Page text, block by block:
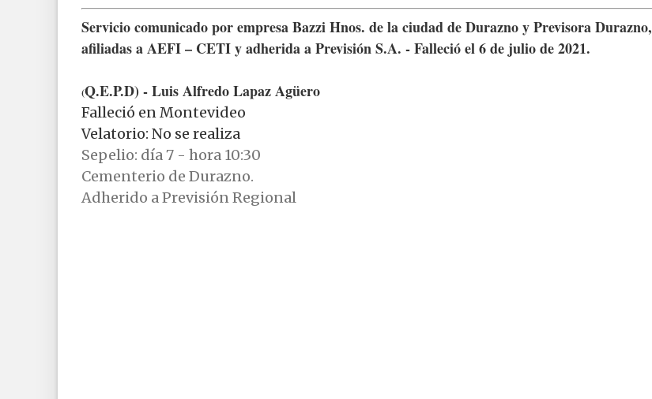
Servicio comunicado por empresa Bazzi Hnos. de la ciudad de Durazno y Previsora Durazno,
afiliadas a AEFI – CETI y adherida a Previsión S.A. - Falleció el 6 de julio de 2021.
(Q.E.P.D) - Luis Alfredo Lapaz Agüero
Falleció en Montevideo
Velatorio: No se realiza
Sepelio: día 7 - hora 10:30
Cementerio de Durazno.
Adherido a Previsión Regional